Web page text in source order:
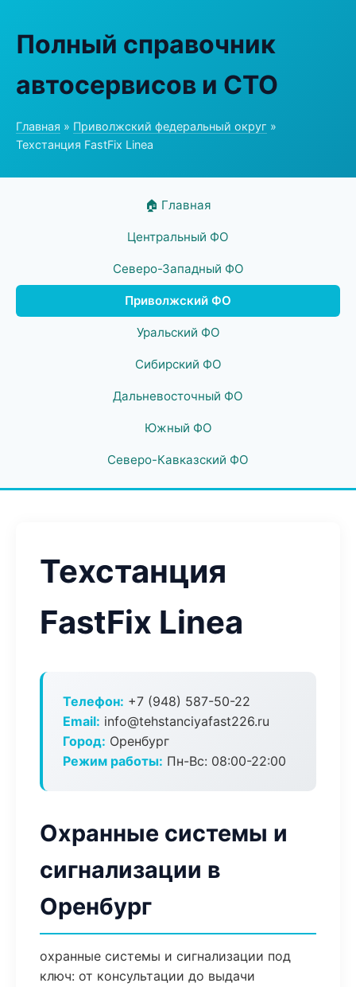
Полный справочник
автосервисов и СТО
Главная » Приволжский федеральный округ »
Техстанция FastFix Linea
🏠 Главная
Центральный ФО
Северо-Западный ФО
Приволжский ФО
Уральский ФО
Сибирский ФО
Дальневосточный ФО
Южный ФО
Северо-Кавказский ФО
Техстанция
FastFix Linea
Телефон: +7 (948) 587-50-22
Email: info@tehstanciyafast226.ru
Город: Оренбург
Режим работы: Пн-Вс: 08:00-22:00
Охранные системы и
сигнализации в
Оренбург
охранные системы и сигнализации под
ключ: от консультации до выдачи